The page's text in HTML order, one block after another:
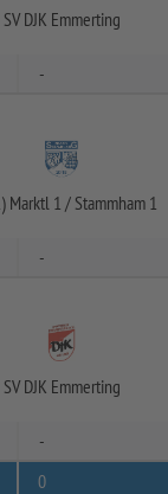
SV DJK Emmerting
-
Marktl 1 /Stammham 1
-
SV DJK Emmerting
-
0